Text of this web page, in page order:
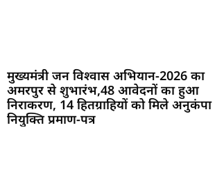
मुख्यमंत्री जन विश्वास अभियान-2026 का
अमरपुर से शुभारंभ,48 आवेदनों का हुआ
निराकरण, 14 हितग्राहियों को मिले अनुकंपा
नियुक्ति प्रमाण-पत्र